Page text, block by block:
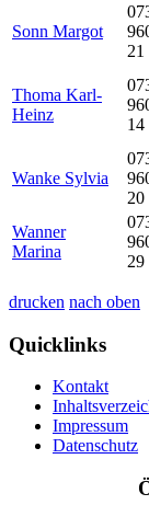
Sonn Margot
21
Thoma Karl-
Heinz
14
Wanke Sylvia
20
Wanner
Marina
29
drucken nach oben
Quicklinks
Kontakt
Impressum
Datenschutz